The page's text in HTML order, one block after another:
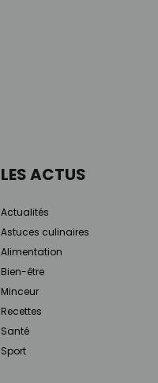
LES ACTUS
Actualités
Astuces culinaires
Alimentation
Bien-être
Minceur
Recettes
Santé
Sport